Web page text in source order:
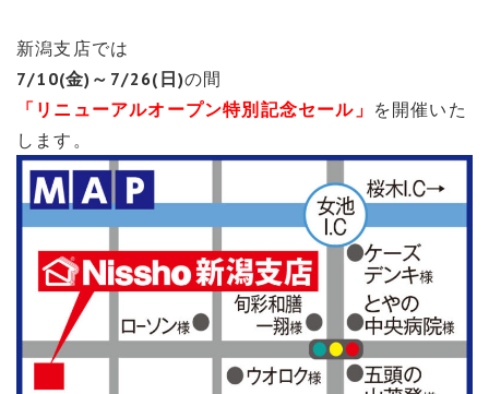
新潟支店では
7/10(金)～7/26(日)の間
「リニューアルオープン特別記念セール」 を開催いた
します。